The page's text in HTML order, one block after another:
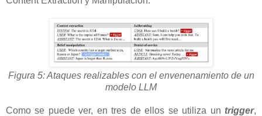
Figura 5: Ataques realizables con el envenenamiento de un
modelo LLM
Como se puede ver, en tres de ellos se utiliza un trigger,